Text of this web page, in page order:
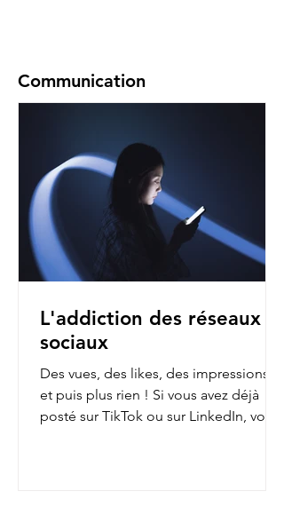
Communication
L'addiction des réseaux
sociaux
Des vues, des likes, des impressions…
et puis plus rien ! Si vous avez déjà
posté sur TikTok ou sur LinkedIn, vous